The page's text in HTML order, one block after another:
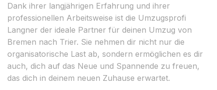
Dank ihrer langjährigen Erfahrung und ihrer
professionellen Arbeitsweise ist die Umzugsprofi
Langner der ideale Partner für deinen Umzug von
Bremen nach Trier. Sie nehmen dir nicht nur die
organisatorische Last ab, sondern ermöglichen es dir
auch, dich auf das Neue und Spannende zu freuen,
das dich in deinem neuen Zuhause erwartet.